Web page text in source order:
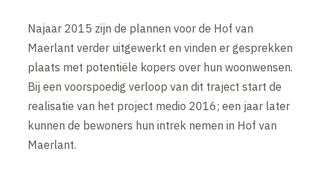
Najaar 2015 zijn de plannen voor de Hof van
Maerlant verder uitgewerkt en vinden er gesprekken
plaats met potentiële kopers over hun woonwensen.
Bij een voorspoedig verloop van dit traject start de
realisatie van het project medio 2016; een jaar later
kunnen de bewoners hun intrek nemen in Hof van
Maerlant.